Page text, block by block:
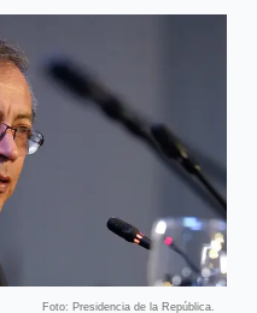
Foto: Presidencia de la República.